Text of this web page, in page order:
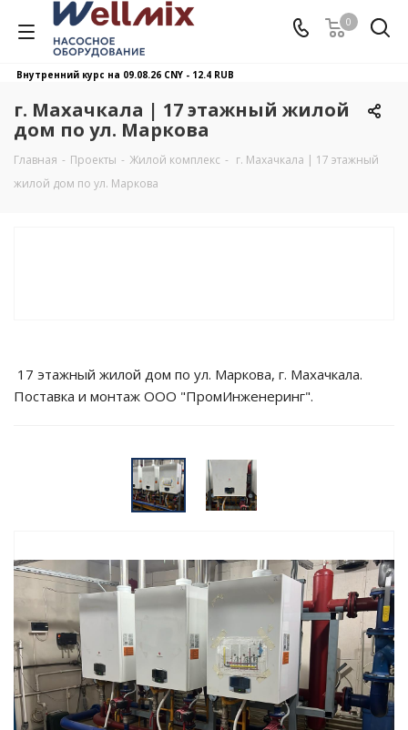
0
Внутренний курс на 09.08.26 CNY - 12.4 RUB
г. Махачкала | 17 этажный жилой
дом по ул. Маркова
Главная - Проекты - Жилой комплекс - г. Махачкала | 17 этажный
жилой дом по ул. Маркова
17 этажный жилой дом по ул. Маркова, г. Махачкала.
Поставка и монтаж ООО "ПромИнженеринг".